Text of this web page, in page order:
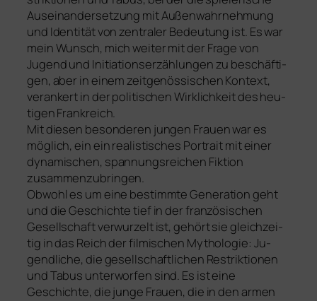
Auseinandersetzung mit Außenwahrnehmung
und Identität von zen­tra­ler Bedeutung ist. Es war
mein Wunsch, mich wei­ter mit der Frage von
Jugend und Initiationserzählungen zu beschäf­ti­
gen, aber in einem zeit­ge­nös­si­schen Kontext,
ver­an­kert in der poli­ti­schen Wirklichkeit des heu­
ti­gen Frankreich.
Mit die­sen beson­de­ren jun­gen Frauen war es
mög­lich, ein ein rea­lis­ti­sches Portrait mit einer
dyna­mi­schen, span­nungs­rei­chen Fiktion
zusammenzubringen.
Obwohl es um eine bestimm­te Ge­neration geht
und die Geschichte tief in der fran­zö­si­schen
Gesellschaft ver­wurzelt ist, gehört sie gleich­zei­
tig in das Reich der fil­mi­schen Mythologie: Ju­
gendliche, die gesell­schaft­li­chen Restriktionen
und Tabus unter­wor­fen sind. Es ist eine
Geschichte, die jun­ge Frauen, die in den armen